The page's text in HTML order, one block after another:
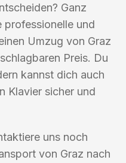
Ganz
professionelle und
Umzug von Graz
Preis. Du
kannst dich auch
Klavier sicher und
uns noch
von Graz nach